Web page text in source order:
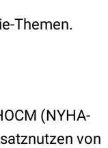
Themen.
(NYHA-
von